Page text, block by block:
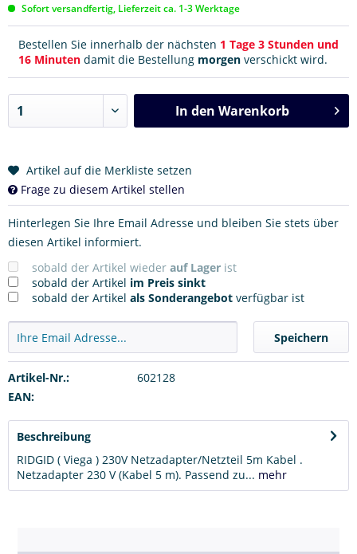
Sofort versandfertig, Lieferzeit ca. 1-3 Werktage
Bestellen Sie innerhalb der nächsten 1 Tage 3 Stunden und
16 Minuten damit die Bestellung morgen verschickt wird.
In den Warenkorb
Artikel auf die Merkliste setzen
Frage zu diesem Artikel stellen
Hinterlegen Sie Ihre Email Adresse und bleiben Sie stets über
diesen Artikel informiert.
sobald der Artikel wieder auf Lager ist
sobald der Artikel im Preis sinkt
sobald der Artikel als Sonderangebot verfügbar ist
Speichern
Artikel-Nr.:
602128
EAN:
Beschreibung
RIDGID ( Viega ) 230V Netzadapter/Netzteil 5m Kabel .
Netzadapter 230 V (Kabel 5 m). Passend zu... mehr